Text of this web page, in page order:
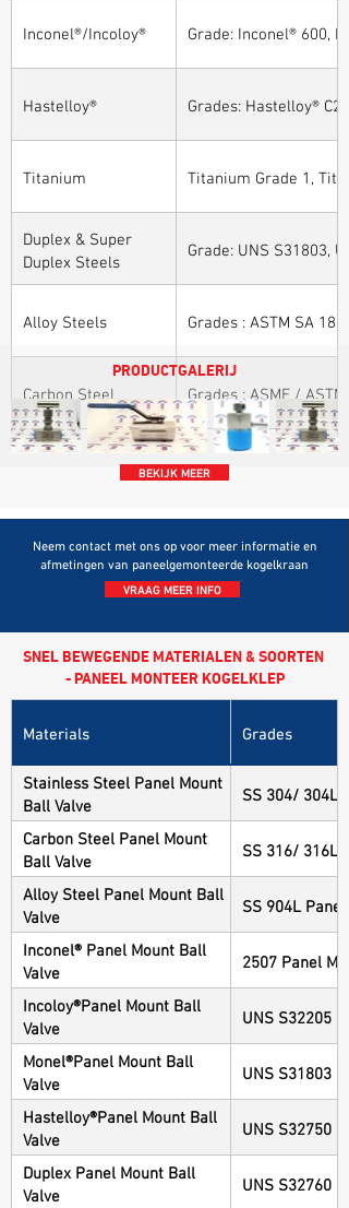
Inconel®/Incoloy® Grade: Inconel® 600,
Hastelloy® Grades: Hastelloy®
Titanium Titanium Grade 1,
Duplex & Super
Duplex Steels
Grade: UNS S31803,
Alloy Steels Grades : ASTM SA
Carbon Steel Grades : ASME /
PRODUCTGALERIJ
BEKIJK MEER
Neem contact met ons op voor meer informatie en
afmetingen van paneelgemonteerde kogelkraan
VRAAG MEER INFO
SNEL BEWEGENDE MATERIALEN & SOORTEN
- PANEEL MONTEER KOGELKLEP
Materials Grades
Stainless Steel Panel Mount
Ball Valve
SS 304/ 304L
Carbon Steel Panel Mount
Ball Valve
SS 316/ 316L
Alloy Steel Panel Mount Ball
Valve
SS 904L Panel
Inconel® Panel Mount Ball
Valve
2507 Panel
Incoloy®Panel Mount Ball
Valve
UNS S32205
Monel®Panel Mount Ball
Valve
UNS S31803
Hastelloy®Panel Mount Ball
Valve
UNS S32750
Duplex Panel Mount Ball
Valve
UNS S32760